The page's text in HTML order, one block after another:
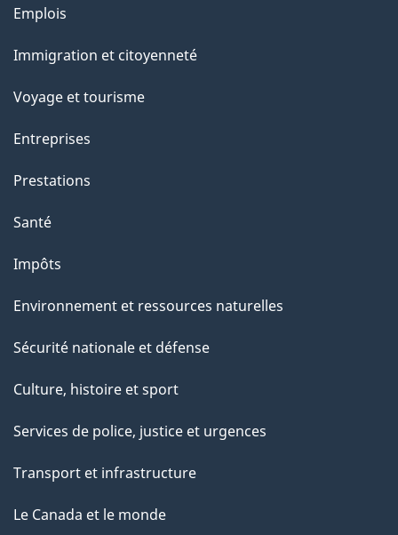
l
a
a
g
"
Thèmes
sujets
Emplois
Immigration et citoyenneté
Voyage et tourisme
Entreprises
Prestations
Santé
Impôts
Environnement et ressources naturelles
Sécurité nationale et défense
Culture, histoire et sport
Services de police, justice et urgences
Transport et infrastructure
Le Canada et le monde